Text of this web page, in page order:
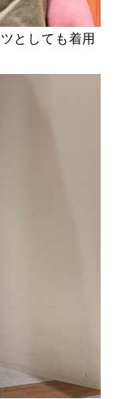
としても着用